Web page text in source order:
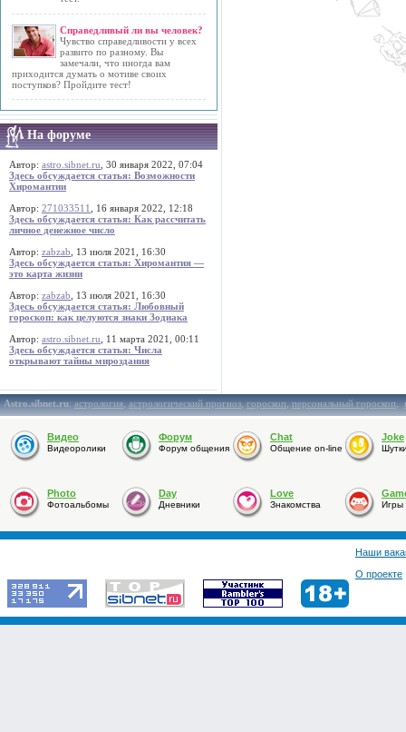
Справедливый ли вы человек?
Чувство справедливости у всех
развито по разному. Вы
замечали, что иногда вам
приходится думать о мотиве своих
поступков? Пройдите тест!
На форуме
Автор: astro.sibnet.ru , 30 января 2022, 07:04
Здесь обсуждается статья: Возможности
Хиромантии
Автор: 271033511
, 16 января 2022, 12:18
Здесь обсуждается статья: Как рассчитать
личное денежное число
Автор: zabzab , 13 июля 2021, 16:30
Здесь обсуждается статья: Хиромантия —
это карта жизни
Автор: zabzab , 13 июля 2021, 16:30
Здесь обсуждается статья: Любовный
гороскоп: как целуются знаки Зодиака
Автор: astro.sibnet.ru , 11 марта 2021, 00:11
Здесь обсуждается статья: Числа
открывают тайны мироздания
Astro.sibnet.ru:астрология,астрологический прогноз,гороскоп,персональный гороскоп,
Видео
Видеоролики
Форум
Форум общения
Chat
Общение on-line
Joke
Photo
Фотоальбомы
Day
Дневники
Love
Знакомства Игры
Наши
О проекте